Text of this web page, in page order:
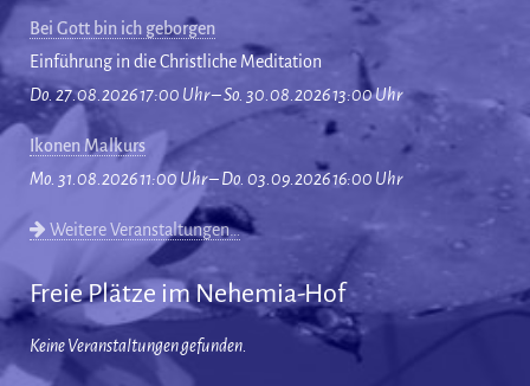
Bei Gott bin ich geborgen
Einführung in die Christliche Meditation
Do. 27.08.2026 17:00 Uhr – So. 30.08.2026 13:00 Uhr
Ikonen Malkurs
Mo. 31.08.2026 11:00 Uhr – Do. 03.09.2026 16:00 Uhr
Weitere Veranstaltungen…
Freie Plätze im Nehemia-Hof
Keine Veranstaltungen gefunden.